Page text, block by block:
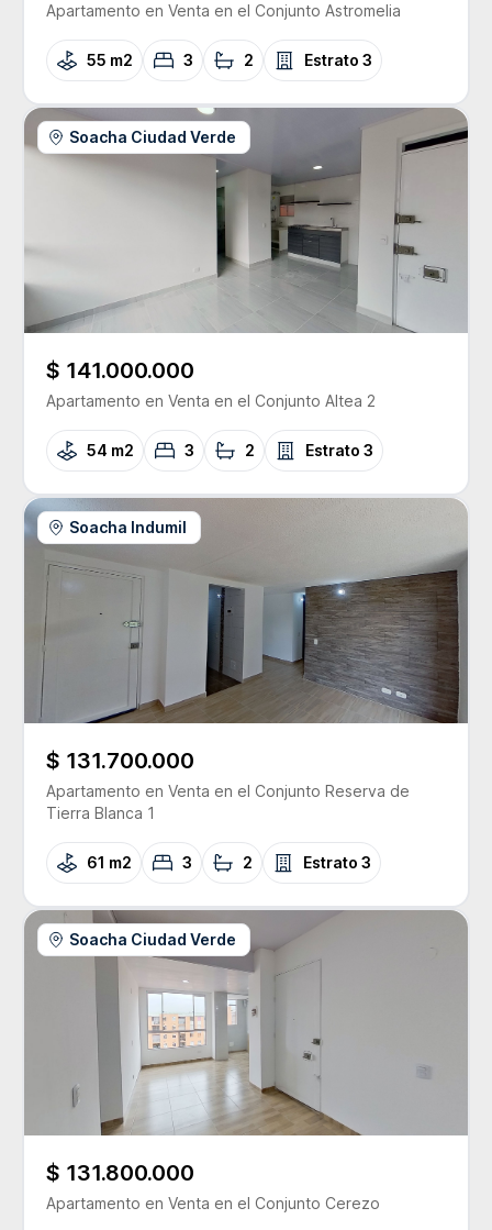
Apartamento en Venta en el Conjunto Astromelia
55 m2 3 2 Estrato 3
Soacha Ciudad Verde
$ 141.000.000
Apartamento en Venta en el Conjunto Altea 2
54 m2 3 2 Estrato 3
Soacha Indumil
$ 131.700.000
Apartamento en Venta en el Conjunto Reserva de
Tierra Blanca 1
61 m2 3 2 Estrato 3
Soacha Ciudad Verde
$ 131.800.000
Apartamento en Venta en el Conjunto Cerezo